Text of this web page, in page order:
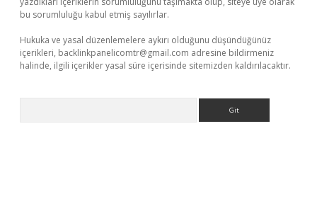
bu sorumluluğu kabul etmiş sayılırlar.
Hukuka ve yasal düzenlemelere aykırı olduğunu düşündüğünüz
içerikleri, backlinkpanelicomtr@gmail.com adresine bildirmeniz
halinde, ilgili içerikler yasal süre içerisinde sitemizden kaldırılacaktır.